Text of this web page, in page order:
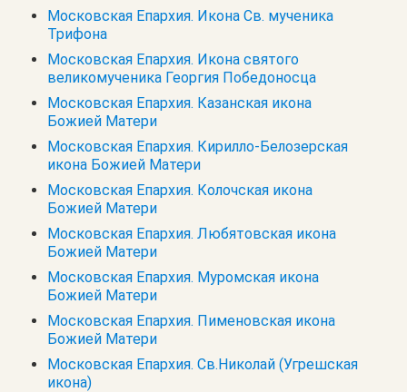
Московская Епархия. Икона Св. мученика
Трифона
Московская Епархия. Икона святого
великомученика Георгия Победоносца
Московская Епархия. Казанская икона
Божией Матери
Московская Епархия. Кирилло-Белозерская
икона Божией Матери
Московская Епархия. Колочская икона
Божией Матери
Московская Епархия. Любятовская икона
Божией Матери
Московская Епархия. Муромская икона
Божией Матери
Московская Епархия. Пименовская икона
Божией Матери
Московская Епархия. Св.Николай (Угрешская
икона)